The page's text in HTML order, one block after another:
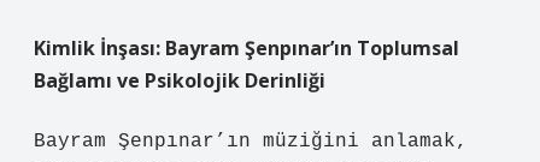
Kimlik İnşası: Bayram Şenpınar’ın Toplumsal
Bağlamı ve Psikolojik Derinliği
Bayram Şenpınar’ın müziğini anlamak,